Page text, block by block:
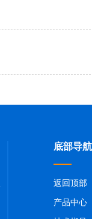
底部导航
返回顶部
产品中心